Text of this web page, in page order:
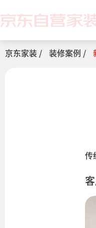
京东家装 / 装修案例 /
传